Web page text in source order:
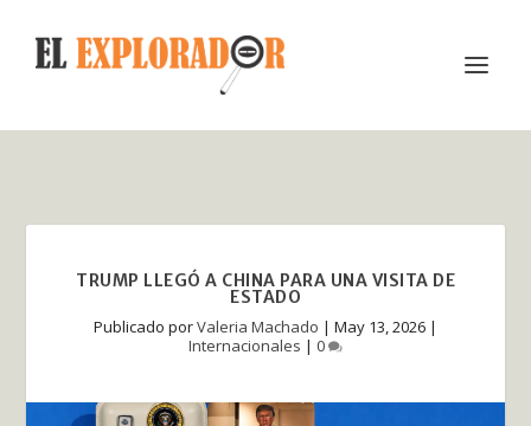
TRUMP LLEGÓ A CHINA PARA UNA VISITA DE
ESTADO
Publicado porValeria Machado | May 13, 2026 |
Internacionales | 0